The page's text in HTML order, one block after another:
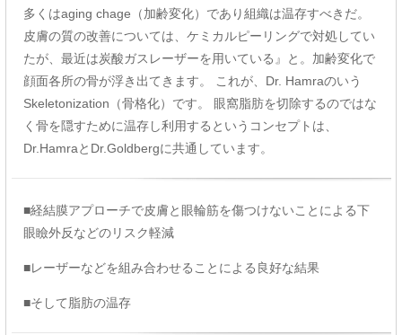
多くはaging chage（加齢変化）であり組織は温存すべきだ。
皮膚の質の改善については、ケミカルピーリングで対処してい
たが、最近は炭酸ガスレーザーを用いている』と。加齢変化で
顔面各所の骨が浮き出てきます。 これが、Dr. Hamraのいう
Skeletonization（骨格化）です。 眼窩脂肪を切除するのではな
く骨を隠すために温存し利用するというコンセプトは、
Dr.HamraとDr.Goldbergに共通しています。
■経結膜アプローチで皮膚と眼輪筋を傷つけないことによる下
眼瞼外反などのリスク軽減
■レーザーなどを組み合わせることによる良好な結果
■そして脂肪の温存